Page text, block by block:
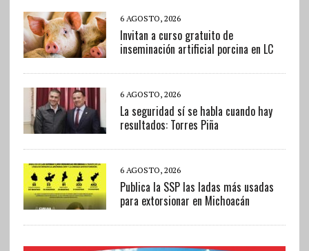
6 AGOSTO, 2026
Invitan a curso gratuito de
inseminación artificial porcina en LC
6 AGOSTO, 2026
La seguridad sí se habla cuando hay
resultados: Torres Piña
6 AGOSTO, 2026
Publica la SSP las ladas más usadas
para extorsionar en Michoacán